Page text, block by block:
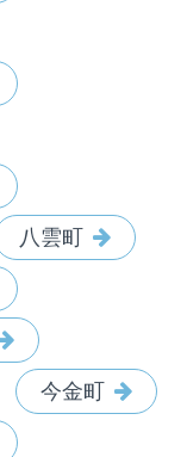
八雲町
今金町